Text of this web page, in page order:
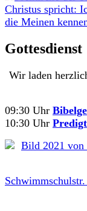
Gottesdienst
Wir laden
09:30 Uhr
10:30 Uhr Predigt